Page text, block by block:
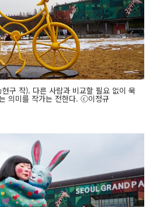
구 작). 다른 사람과 비교할 필요 없이 묵
의미를 작가는 전한다. ⓒ이정규